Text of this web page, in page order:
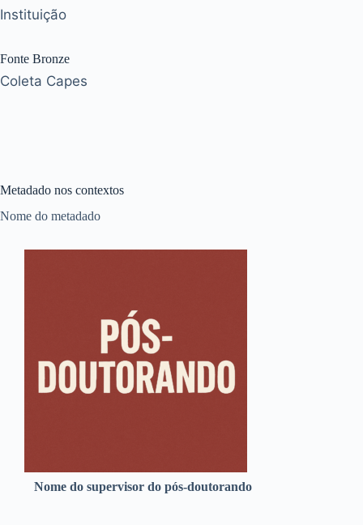
Instituição
Fonte Bronze
Coleta Capes
Metadado nos contextos
Nome do metadado
Nome do supervisor do pós-doutorando